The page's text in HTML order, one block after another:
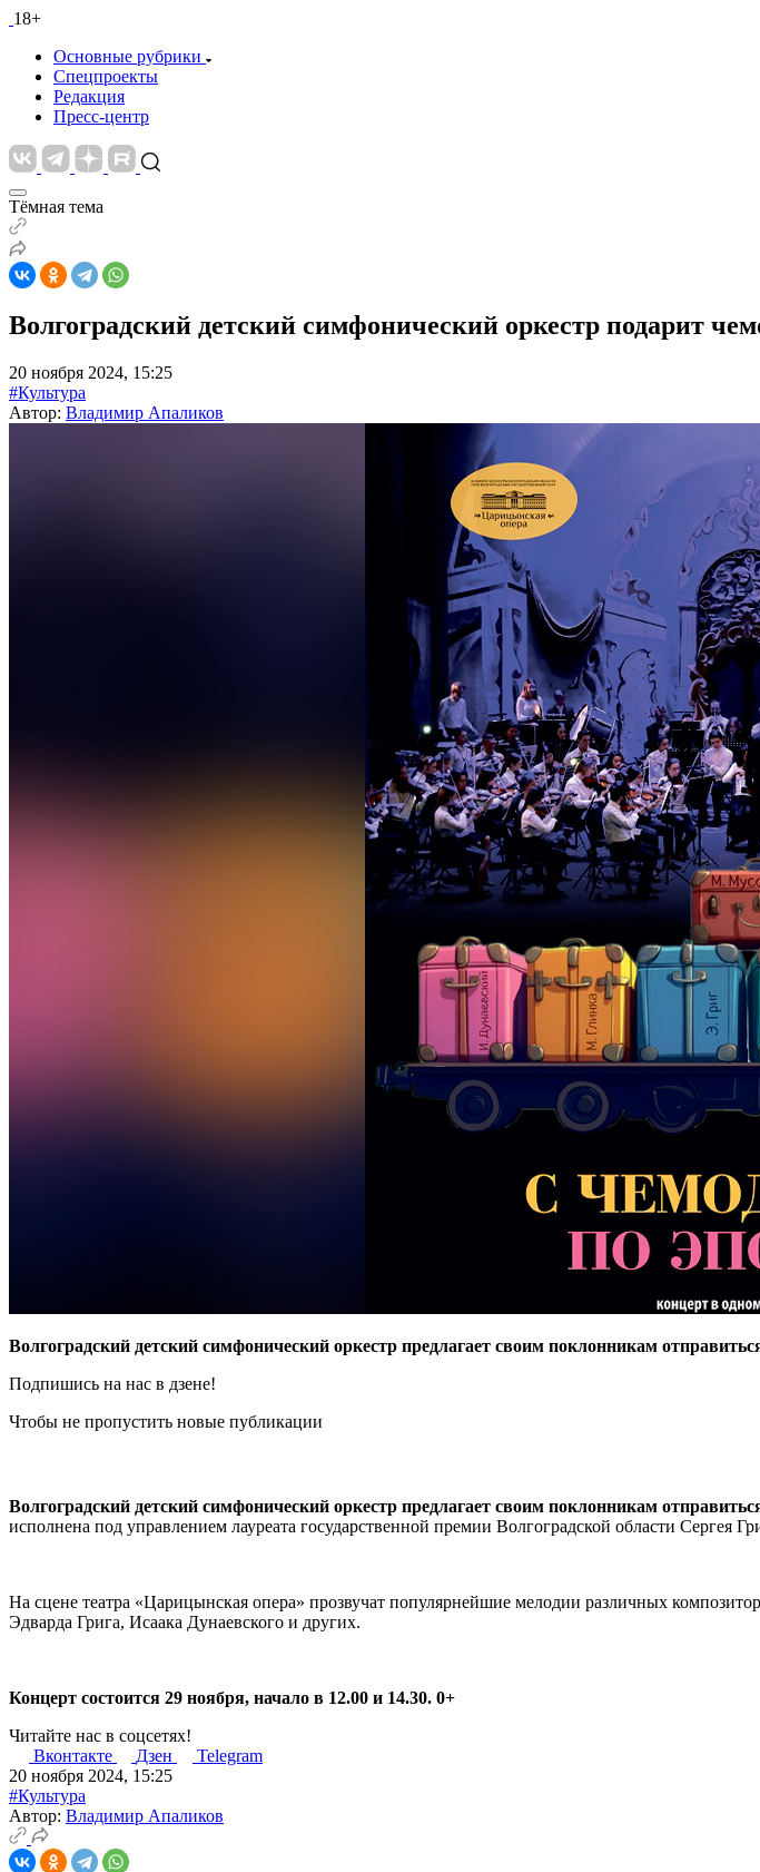
18+
Основные рубрики
Спецпроекты
Редакция
Пресс-центр
Тёмная тема
Волгоградский детский симфонический оркестр подарит
20 ноября 2024, 15:25
#Культура
Автор: Владимир Апаликов
Волгоградский детский симфонический оркестр предлагает своим поклонникам
Подпишись на нас в дзене!
Чтобы не пропустить новые публикации
Волгоградский детский симфонический оркестр предлагает своим поклонникам
исполнена под управлением лауреата государственной премии Волгоградской области Сергея
На сцене театра «Царицынская опера» прозвучат популярнейшие мелодии различных
Эдварда Грига, Исаака Дунаевского и других.
Концерт состоится 29 ноября, начало в 12.00 и 14.30. 0+
Читайте нас в соцсетях!
Вконтакте
Дзен
Telegram
20 ноября 2024, 15:25
#Культура
Автор: Владимир Апаликов